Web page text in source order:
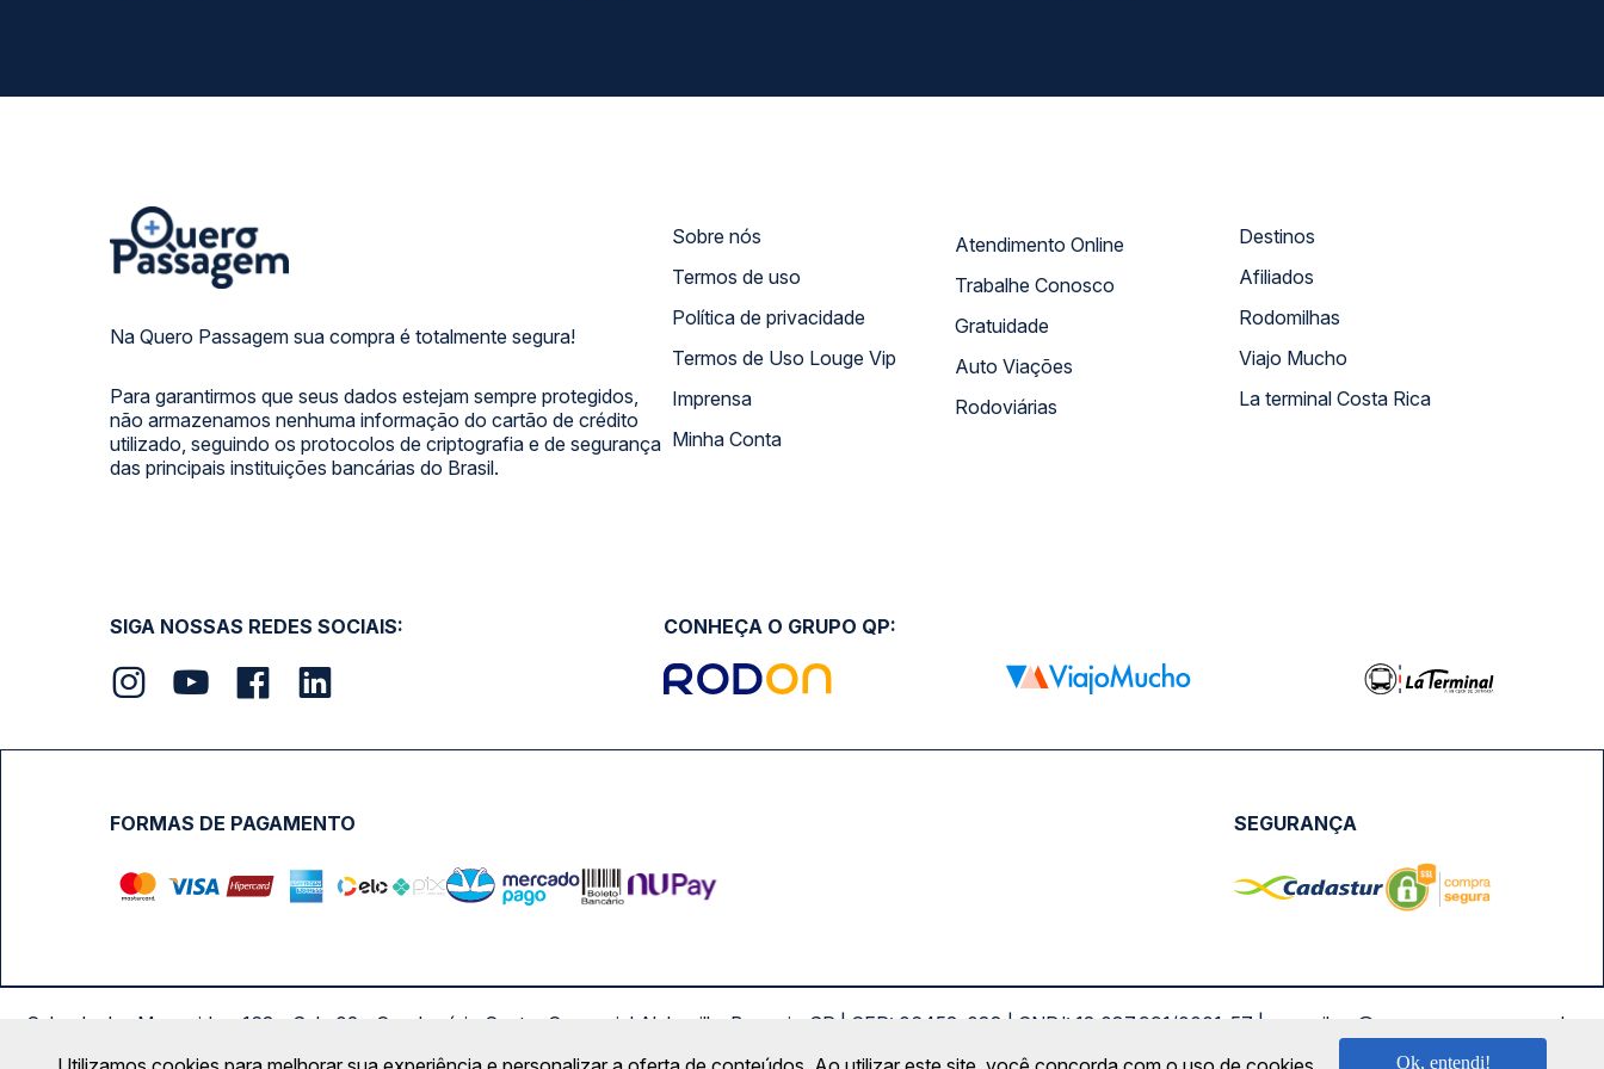
Na Quero Passagem sua compra é totalmente segura!
Para garantirmos que seus dados estejam sempre protegidos,
não armazenamos nenhuma informação do cartão de crédito
utilizado, seguindo os protocolos de criptografia e de segurança
das principais instituições bancárias do Brasil.
Sobre nós
Termos de uso
Política de privacidade
Termos de Uso Louge Vip
Imprensa
Minha Conta
Atendimento Online
Trabalhe Conosco
Gratuidade
Auto Viações
Rodoviárias
Destinos
Afiliados
Rodomilhas
Viajo Mucho
La terminal Costa Rica
SIGA NOSSAS REDES SOCIAIS: CONHEÇA O GRUPO QP:
FORMAS DE PAGAMENTO SEGURANÇA
Calçada das Margaridas, 163 - Sala 02 - Condomínio Centro Comercial Alphaville, Barueri - SP | CEP: 06453-038 | CNPJ: 18.087.991/0001-57 | saconibus@queropassagem.com.br
Copyright 2026 © QueroPassagem.com.br
Ok, entendi!